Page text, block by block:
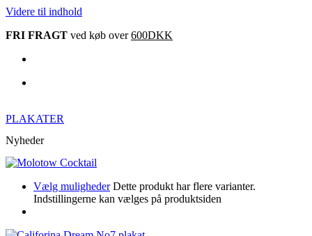
Videre til indhold
FRI FRAGT ved køb over600DKK
PLAKATER
Nyheder
Vælg muligheder Dette produkt har flere varianter.
Indstillingerne kan vælges på produktsiden